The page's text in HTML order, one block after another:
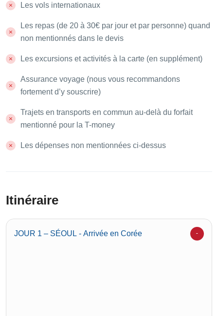
Les vols internationaux
Les repas (de 20 à 30€ par jour et par personne) quand
non mentionnés dans le devis
Les excursions et activités à la carte (en supplément)
Assurance voyage (nous vous recommandons
fortement d’y souscrire)
Trajets en transports en commun au-delà du forfait
mentionné pour la T-money
Les dépenses non mentionnées ci-dessus
Itinéraire
JOUR 1 – SÉOUL - Arrivée en Corée